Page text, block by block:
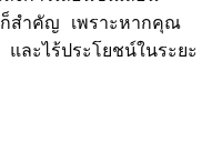
ก็สำคัญ เพราะหากคุณ
ละไร้ประโยชน์ในระยะ